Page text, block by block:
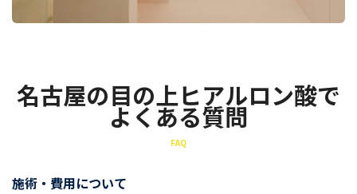
名古屋の目の上ヒアルロン酸で
よくある質問
FAQ
施術・費用について